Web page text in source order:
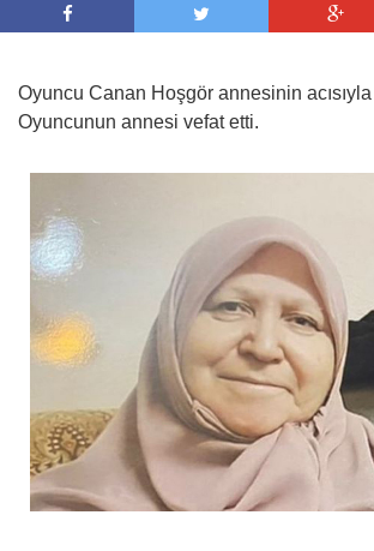
Oyuncu Canan Hoşgör annesinin acısıyla
Oyuncunun annesi vefat etti.